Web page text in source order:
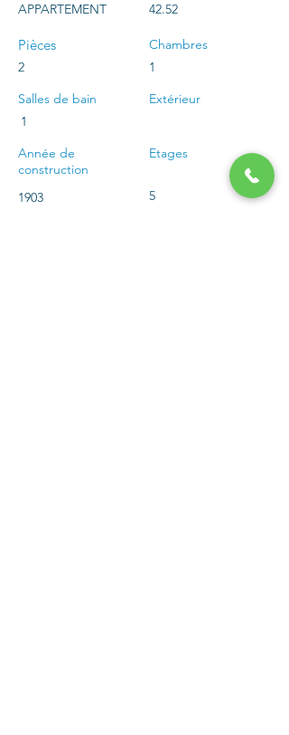
APPARTEMENT
Pièces
2
Salles de bain
1
Année de
construction
1903
42.52
Chambres
1
Extérieur
Etages
5